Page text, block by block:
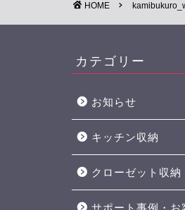
HOME
カテゴリー
お知らせ
キッチン収納
クローゼット収納